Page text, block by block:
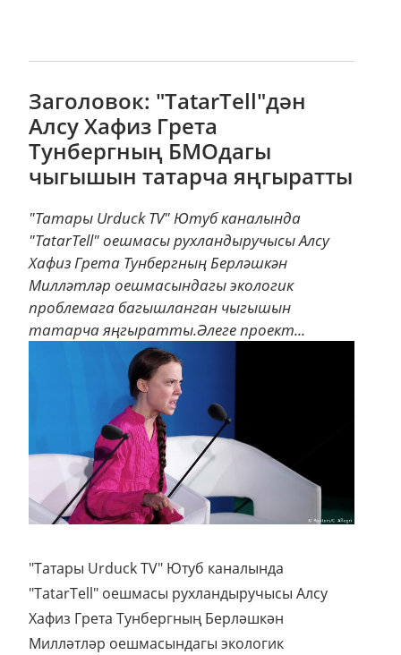
Заголовок: "TatarTell"дән
Алсу Хафиз Грета
Тунбергның БМОдагы
чыгышын татарча яңгыратты
"Татары Urduck TV" Ютуб каналында
"TatarTell" оешмасы рухландыручысы Алсу
Хафиз Грета Тунбергның Берләшкән
Милләтләр оешмасындагы экологик
проблемага багышланган чыгышын
татарча яңгыратты.Әлеге проект...
"Татары Urduck TV" Ютуб каналында
"TatarTell" оешмасы рухландыручысы Алсу
Хафиз Грета Тунбергның Берләшкән
Милләтләр оешмасындагы экологик